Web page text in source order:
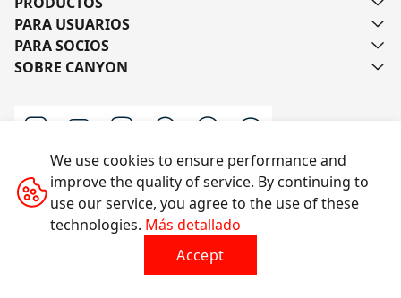
PARA USUARIOS
PARA SOCIOS
SOBRE CANYON
Escríbanos
Todos los derechos reservados © 2014-2026 CANYON
We use cookies to ensure performance and
improve the quality of service. By continuing to
use our service, you agree to the use of these
technologies. Más detallado
Accept